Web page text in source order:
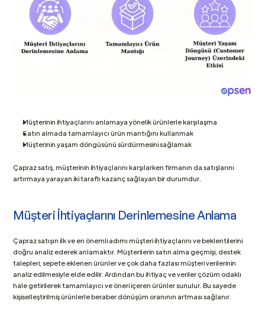
Müşterinin ihtiyaçlarını anlamaya yönelik ürünlerle karşılaşma
Satın almada tamamlayıcı ürün mantığını kullanmak
Müşterinin yaşam döngüsünü sürdürmesini sağlamak
Çapraz satış, müşterinin ihtiyaçlarını karşılarken firmanın da satışlarını
artırmaya yarayan iki taraflı kazanç sağlayan bir durumdur.
Müşteri İhtiyaçlarını Derinlemesine Anlama
Çapraz satışın ilk ve en önemli adımı müşteri ihtiyaçlarını ve beklentilerini
doğru analiz ederek anlamaktır. Müşterilerin satın alma geçmişi, destek
talepleri, sepete eklenen ürünler ve çok daha fazlası müşteri verilerinin
analiz edilmesiyle elde edilir. Ardından bu ihtiyaç ve veriler çözüm odaklı
hale getirilerek tamamlayıcı ve öneri içeren ürünler sunulur. Bu sayede
kişiselleştirilmiş ürünlerle beraber dönüşüm oranının artması sağlanır.